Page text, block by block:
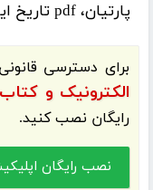
پارتیان، pdf تاریخ ایران،
برای دسترسی
الکترونیک و
رایگان نصب کنید.
نصب رایگان